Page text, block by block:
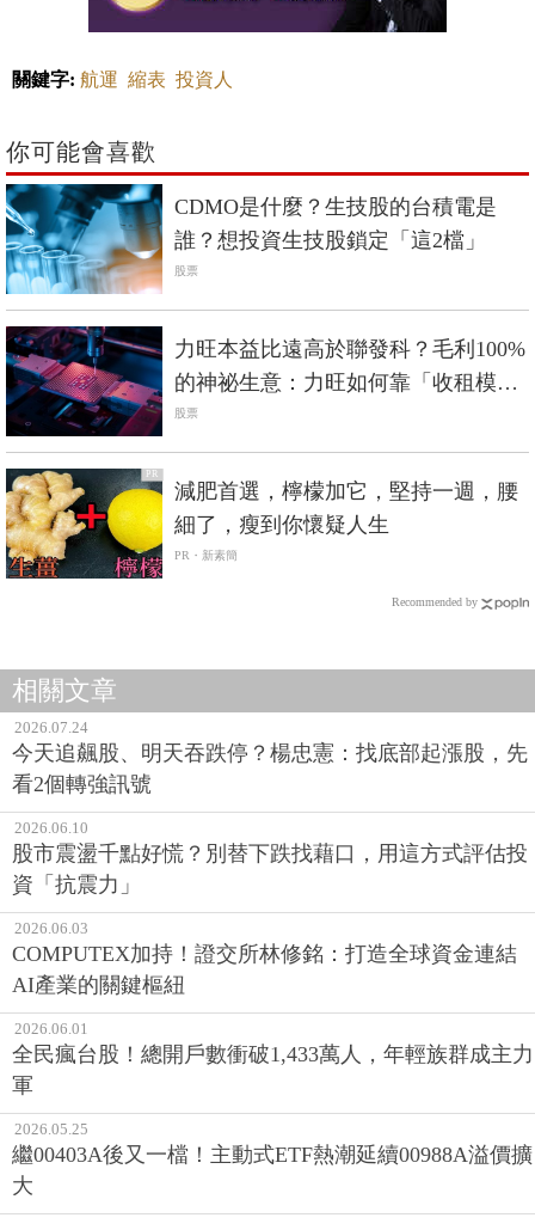
關鍵字: 航運 縮表 投資人
你可能會喜歡
CDMO是什麼？生技股的台積電是
誰？想投資生技股鎖定「這2檔」
股票
力旺本益比遠高於聯發科？毛利100%
的神祕生意：力旺如何靠「收租模
式」，卡位全球AI與資安
股票
PR
減肥首選，檸檬加它，堅持一週，腰
細了，瘦到你懷疑人生
PR・新素簡
Recommended by
相關文章
2026.07.24
今天追飆股、明天吞跌停？楊忠憲：找底部起漲股，先
看2個轉強訊號
2026.06.10
股市震盪千點好慌？別替下跌找藉口，用這方式評估投
資「抗震力」
2026.06.03
COMPUTEX加持！證交所林修銘：打造全球資金連結
AI產業的關鍵樞紐
2026.06.01
全民瘋台股！總開戶數衝破1,433萬人，年輕族群成主力
軍
2026.05.25
繼00403A後又一檔！主動式ETF熱潮延續00988A溢價擴
大